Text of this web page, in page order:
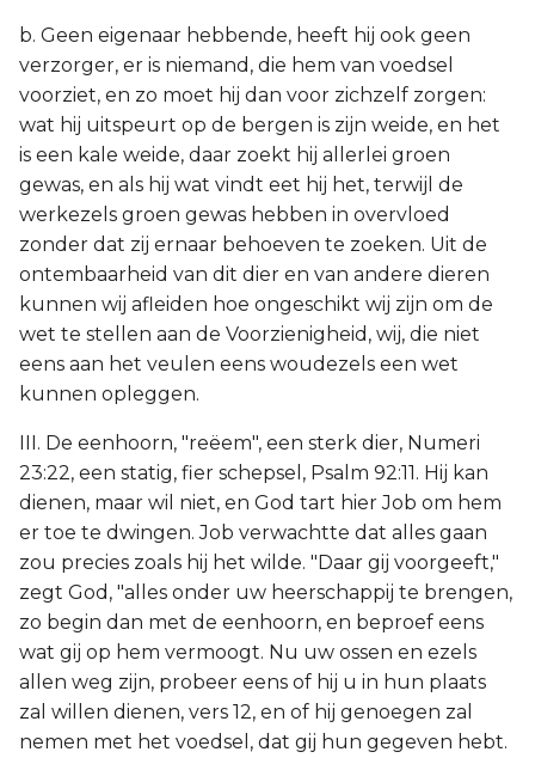
b. Geen eigenaar hebbende, heeft hij ook geen
verzorger, er is niemand, die hem van voedsel
voorziet, en zo moet hij dan voor zichzelf zorgen:
wat hij uitspeurt op de bergen is zijn weide, en het
is een kale weide, daar zoekt hij allerlei groen
gewas, en als hij wat vindt eet hij het, terwijl de
werkezels groen gewas hebben in overvloed
zonder dat zij ernaar behoeven te zoeken. Uit de
ontembaarheid van dit dier en van andere dieren
kunnen wij afleiden hoe ongeschikt wij zijn om de
wet te stellen aan de Voorzienigheid, wij, die niet
eens aan het veulen eens woudezels een wet
kunnen opleggen.
III. De eenhoorn, "reëem", een sterk dier, Numeri
23:22, een statig, fier schepsel, Psalm 92:11. Hij kan
dienen, maar wil niet, en God tart hier Job om hem
er toe te dwingen. Job verwachtte dat alles gaan
zou precies zoals hij het wilde. "Daar gij voorgeeft,"
zegt God, "alles onder uw heerschappij te brengen,
zo begin dan met de eenhoorn, en beproef eens
wat gij op hem vermoogt. Nu uw ossen en ezels
allen weg zijn, probeer eens of hij u in hun plaats
zal willen dienen, vers 12, en of hij genoegen zal
nemen met het voedsel, dat gij hun gegeven hebt.